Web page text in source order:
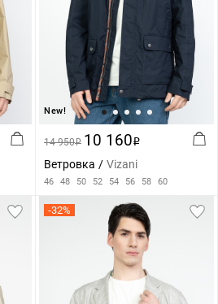
New!
14 950i 10 160i
Ветровка Vizani
46 48 50 52 54 56 58 60
-32%